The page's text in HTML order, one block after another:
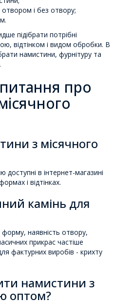
і без отвору;
підібрати потрібні
відтінком і видом обробки. В
намистини, фурнітуру та
про
з місячного
в інтернет-магазині
і відтінках.
камінь для
наявність отвору,
прикрас частіше
фактурних виробів - крихту
намистини з
оптом?